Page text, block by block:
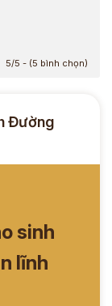
5/5 - (5 bình chọn)
Đường
sinh
lĩnh